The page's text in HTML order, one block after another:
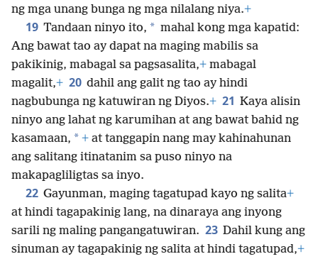
ng mga unang bunga ng mga nilalang niya.+
19 Tandaan ninyo ito, * mahal kong mga kapatid:
Ang bawat tao ay dapat na maging mabilis sa
pakikinig, mabagal sa pagsasalita,+ mabagal
magalit,+ 20 dahil ang galit ng tao ay hindi
nagbubunga ng katuwiran ng Diyos.+ 21 Kaya alisin
ninyo ang lahat ng karumihan at ang bawat bahid ng
kasamaan, * + at tanggapin nang may kahinahunan
ang salitang itinatanim sa puso ninyo na
makapagliligtas sa inyo.
22 Gayunman, maging tagatupad kayo ng salita+
at hindi tagapakinig lang, na dinaraya ang inyong
sarili ng maling pangangatuwiran. 23 Dahil kung ang
sinuman ay tagapakinig ng salita at hindi tagatupad,+